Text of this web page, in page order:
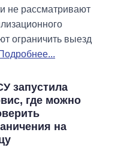
не рассматривают
ограничить выезд
запустила
где можно
на